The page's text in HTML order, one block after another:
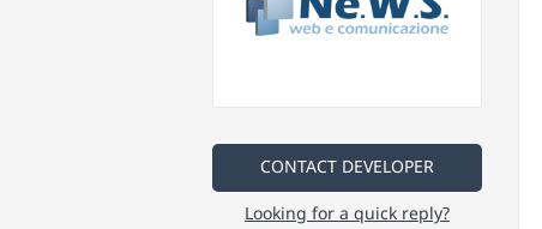
CONTACT DEVELOPER
Looking for a quick reply?